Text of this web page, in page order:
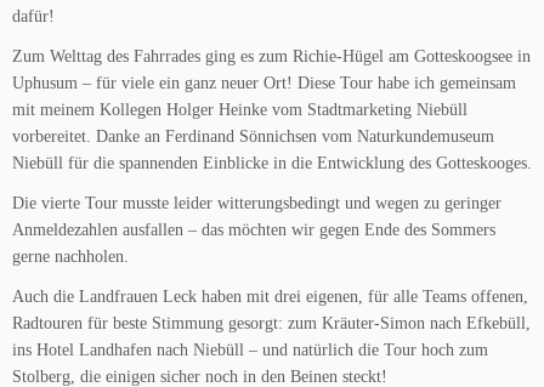
dafür!
Zum Welttag des Fahrrades ging es zum Richie-Hügel am Gotteskoogsee in
Uphusum – für viele ein ganz neuer Ort! Diese Tour habe ich gemeinsam
mit meinem Kollegen Holger Heinke vom Stadtmarketing Niebüll
vorbereitet. Danke an Ferdinand Sönnichsen vom Naturkundemuseum
Niebüll für die spannenden Einblicke in die Entwicklung des Gotteskooges.
Die vierte Tour musste leider witterungsbedingt und wegen zu geringer
Anmeldezahlen ausfallen – das möchten wir gegen Ende des Sommers
gerne nachholen.
Auch die Landfrauen Leck haben mit drei eigenen, für alle Teams offenen,
Radtouren für beste Stimmung gesorgt: zum Kräuter-Simon nach Efkebüll,
ins Hotel Landhafen nach Niebüll – und natürlich die Tour hoch zum
Stolberg, die einigen sicher noch in den Beinen steckt!